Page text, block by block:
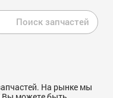
На рынке мы